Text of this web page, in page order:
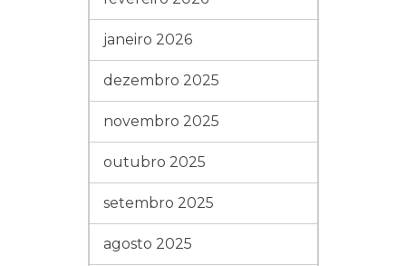
janeiro 2026
dezembro 2025
novembro 2025
outubro 2025
setembro 2025
agosto 2025